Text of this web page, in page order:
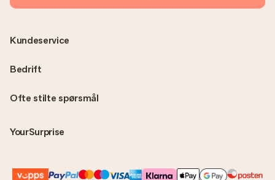
Ofte stilte spørsmål
YourSurprise
Kundeservice
Bedrift